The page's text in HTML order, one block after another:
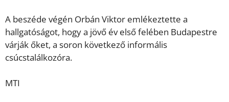
A beszéde végén Orbán Viktor emlékeztette a
hallgatóságot, hogy a jövő év első felében Budapestre
várják őket, a soron következő informális
csúcstalálkozóra.
MTI